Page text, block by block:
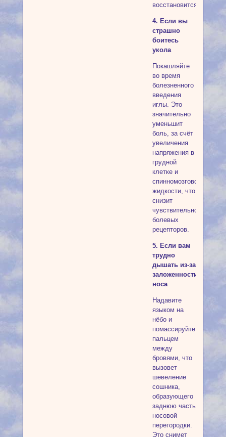
восстановится.
4. Если вы
страшно
боитесь
укола
Покашляйте
во время
болезненного
введения
иглы. Это
значительно
уменьшит
боль, за счёт
увеличения
напряжения в
грудной
клетке и
спинномозговой
жидкости, что
снизит
чувствительность
болевых
рецепторов.
5. Если вам
трудно
дышать из-за
заложенности
носа
Надавите
языком на
нёбо и
помассируйте
пальцем
между
бровями, что
вызовет
шевеление
сошника,
образующего
заднюю часть
носовой
перегородки.
Это снимет